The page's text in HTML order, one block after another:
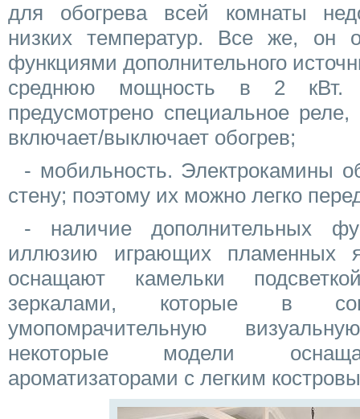
для обогрева всей комнаты
низких температур. Все же, он
функциями дополнительного
среднюю мощность в 2 кВт.
предусмотрено специальное реле,
включает/выключает обогрев;
- мобильность. Электрокамины
стену; поэтому их можно легко
- наличие дополнительных
иллюзию играющих пламенных
оснащают камельки
зеркалами, которые в
умопомрачительную
некоторые модели
ароматизаторами с легким